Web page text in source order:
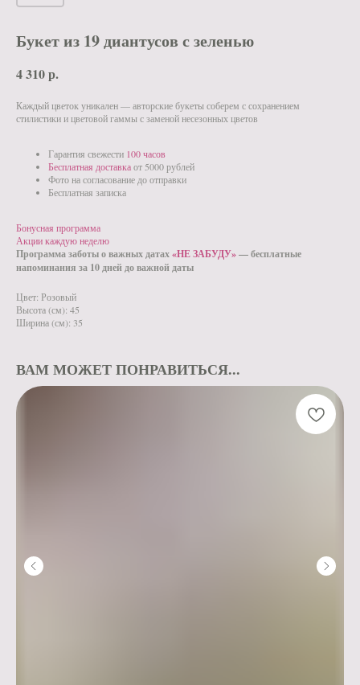
Букет из 19 диантусов с зеленью
4 310р.
Каждый цветок уникален — авторские букеты соберем с сохранением
стилистики и цветовой гаммы с заменой несезонных цветов
Гарантия свежести 100 часов
Бесплатная доставкаот 5000 рублей
Фото на согласование до отправки
Бесплатная записка
Бонусная программа
Акции каждую неделю
Программа заботы о важных датах«НЕ ЗАБУДУ»— бесплатные
напоминания за 10 дней до важной даты
Цвет: Розовый
Высота (см): 45
Ширина (см): 35
ВАМ МОЖЕТ ПОНРАВИТЬСЯ...